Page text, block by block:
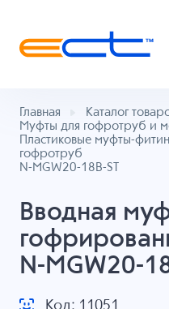
Главная
Каталог
Муфты для гофротруб и
Пластиковые муфты-
гофротруб
N-MGW20-18B-ST
Вводная
N-MGW20-
Код: 11051